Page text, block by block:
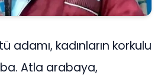
de gayet çizgisi düzgün bir adamım, nasıl oynarım diye düşündüm. Ailem de bu konularda tutucuydu. Çok düşünsem de Türker Abi'ye hayır demek mümkün değil. 'Seni bir iyi rolde bir kötü rolde oynatacağım, onu ayarlayacağım.' dedi. Ben de kabul ettim. Bu çizgiyi o zaman belirledik. Tipi güzel, iyi bir fiziği kuşama olan kötü adam karakteri yaratıldı Yeşilçam'da. Bu düzeyde kötü adam yoktu. Kariyerim bu şekilde başladı." "Konuşacak mısın lan? Konuşmayacağım. Yarınki gazetelerde yakışıklı Kenan'ın resmini görmeliyim. Yakışıklı ama delik deşik!" Bu kariyer başlangıcı ona yeni filmlerin kapısını açtı. Artık o, Cüneyt Arkın'lı, Ahu Tuğba'lı, Oya Aydoğan'lı, Fatma Girik'li, Hülya Avşar'lı, Ferdi Tayfur'lu, Orhan Gencebay'lı filmlerin kötü adamıydı. "Ama bir iş yaparsak köşeyi dönersin. Mesela birini bitireceksin. Ekipler Amiri Kenan'ı yapar mısın? Yapamam." Kariyeri boyunca "Günaha Girme", "Nasıl İsyan Etmem", "Yakılacak Kadın", "Bir Sevgi İstiyorum", "Yosma", "Kayıp Kızlar", "Taçsız Kraliçe", "O Kadınlardan Biri", "Sevgi Çıkmazı", "Vazife Uğruna", "Kurtar Beni", "Ayrılamam" ve "Sözde Kızlar" gibi 200'den fazla filmde rol aldı. Son rolünü 2017 yılında alan Nuri Alço, "Vallahi Hortladı" filminde Nuri Hoca karakterine hayat verdi. "Büyük bir hocaya gidiyoruz. Şimdiye kadar iyileşmediği kadın kalmamış. Kör, topal, sağır, dilsiz, hepsini yetmiş. Kanka bu bildiğin Nuri Alço. Bu adamı tut. Hanginiz hastasınız? Hiçbirimiz hasta değiliz. Biz en iyisi kalkalım. Bir gazozumu içmeden bırakmam." Özel Hayatı ve Toplumsal Algı Sadece filmleriyle değil, insani yanıyla da birçok kez gündeme gelen usta oyuncu, bugüne kadar Erol Günaydın, Levent Kırca, Kayahan, Zeki Alasya, Tarık Akan ve Halit Akçatepe'nin başta olmak üzere 150'den fazla cenazeye katıldı. Bu cenazelerde en ön safta yer aldı. "Yavrucuğum kanepeye geçmek ister misin? O güzel sesini sabaha kadar dinlemek istiyorum seni." Filmlerinde kadınlar ondan korkup çekinse de özel hayatında olaylar tam tersiydi; etrafındaki kadınlar tarafından sevilen bir isimdi. "Uf, ama ay! Kırma beni sevgilim lütfen ya. Senin gibi sevgilim olsa önce kendi gazozumla çatışırdım, uyurdum ya. Yapma lütfen ya!" Nuri Alço ilk evliliğini 1970'li yıllarda ünlü sanatçı Füsun Uras'ın anneannesi Sevinç Gül'le yaptı. Füsun Uras'ın anneannesi kendisinden epeyce büyük olsa da bu evlilik 1988 yılına kadar sürdü. Boşanma sebebi ise Füsun Uras'ın anlatımına göre aldatmaydı. Nuri Alço'nun eşini dönemin ünlü sanatçısı Serpil Örümcer'le aldattığı öne sürüldü. Bu evliliğin ardından uzun yıllar bekar hayatı yaşayan Nuri Alço, 2020 yılında kendisinden 33 yaş küçük olan Burcu Sezginoğlu ile evlenerek magazin basınının gündemine oturdu. "Çünkü babam bir erkek arkadaşım olmasını asla kabul etmez. Ben senin erkek arkadaşın değil Gamze, hayat arkadaşın olmak istiyorum. Babana böyle söyle." Bir programda kötü adam rolü oynarken yaşadıklarını ve başına gelenleri şöyle anlattı: "Kızlar bana gelip 'Bekâretimi al.' diyorlardı. 1978'de, yani en parlak dönemlerimde, çok oldu böyle şeyler. Hatta ortaokul talebelerinden bile böyle teklifler geldi. Hepsine nasihat edip geri gönderdim. Hülya Avşar ve Ahu Tuğba'yla birkaç kez tecavüz ve sevişme sahnem oldu. En çok zorlandığım sevişme sahneleri. Bizim meslekte bir kadının elinden tutanı olmalı, güçlü muhiti olan bir erkek hoşuma gitti bu konuşma. 'Ben elinden tutacağım kadını iyice tanımak isterim. Yatakta nasıldır, kabiliyetli midir bilmek isterim.' Açıkçası malı denemeden almak istemiyorsun öyle mi? Bu 'tecavüzcü' lakabı insanın sırtına yapışıp kalıyor. Mesela bizim Coşkun hayatında kadına kıza bakmamış bir adam, üç kız çocuğu yetiştirmiş, üniversitelerde okutmuş. O kadar beyefendi bir insan ki anlatamam ama yapışıp kalmış ona laf. Bir sanatçı bir rolü oynayacaksa mutlaka etütünü yapmalı. Ben uyuşturucu olayını öğrenmek için Bakırköy'deki AMATEM'den çıkmazdım. Ben giyimimle kuşamımla daha ağırbaşlı bir tecavüzcüydüm." Ailelerden teşekkür aldığını iddia ederek sözlerini sürdüren Nuri Alço, aileler küçük kızlar okul çağına geldiğinde "Aman tanımadığın biri sana gazoz verirse alma, içme." diye uyarıyordu. "Bu şekilde anılmaktan rahatsız değilim. Bilakis çok mutluyum. Zira anne ve babalar beni gördüğünde 'Allah razı olsun, kızımız senin vesilenle kurtuldu.' diyordu. Çok kişinin hayatı kurtuldu gerçekten." diyerek tecavüz sahnelerinin önemini anlattı. "Sizi namerde muhtaç eder miydim yengemi? Abimin yetimlerini kollamaz mıyım, sahip çıkmaz mıyım? Allah razı olsun." Posta'dan Alev Gürsoy Cimin'e verdiği röportajında ise sinemanın bugününü, dününü, ne kadar para kazandığını ve yaşadıklarını şu şekilde anlattı: "Bizim dönemimizle bu dönemi kıyaslamak çok yanlış olur. Biz yoktan var ediyorduk her şeyi. Teknoloji ve imkânlar kısıtlıydı. Buna rağmen çok ama çok iyi işler çıkardık. Şimdi adamların elinde bırak kamerayı resmen uçak var! Özel karavanlar, kostümcüler, makyözler, kuaförler... Yok yok! Biz elbiselerimizi bile kendimiz alıyorduk. Bir minibüse en az 15 kişi doluşurduk. Ta un yan role kadar herkes dolardı iç içe. Neler çektik neler ama işimize tutkuyla bağlıydık. Cüneyt Arkın Abimizin yapmış olduğu hareketleri şimdi bir tanesi bile yapamaz. Önemli olan en kötü karakteri oynayıp halk tarafından sevilmektir. Karakter oyuncusu olup da sevilmek kadar güzel bir şey yoktur. Beni ilk keşfeden Türker İnanoğlu'dur. Çok şık giyinen, yakışıklı ama kötü adam tiplemesini hayata o geçirdi. Ben filmlerimi oynarken çok zorlandım, korktum. Kadın satıcısı, uyuşturucu pazarlayan terleri oynadım. Bu yüzden zorlanıp ürperdim. Sinemadan kazandığımız tek bir kuruş bile yok. Filmlerde sürekli zengin adam oynuyordum, sürekli de elbise değiştiriyordum. Sponsor denilen bir şey yoktu o dönem. Evden çıkarken ev sahibim elimdeki onca elbiseyi her gördüğünde 'Neo taşınıyor musun?' derdi. Şimdilerde rahmetli anne babamdan kalanlarla idare ediyorum. Çok lüks yaşamayı da sevmem zaten. Şimdikiler bir haftada ev alacak para kaz